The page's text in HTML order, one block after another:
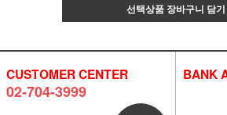
선택상품 장바구니 담기
CUSTOMER CENTER
02-704-3999
BANK